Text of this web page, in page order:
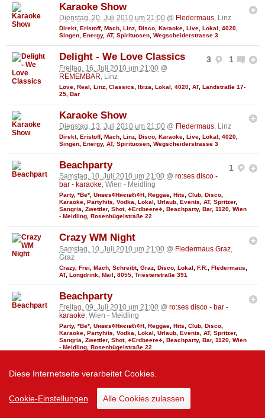
Diese Internetseite verarbeitet Cookies.
Cookie-Einstellungen Alle Cookies zulassen
Karaoke Show
Dienstag, 20. Juli 2010 um 21:00 @ Fledermaus, Linz
Direkt, Eristoff, Mach Linz Disco Karaoke Live Lokal 4020
Singen Energy, AT, Spirituosen Wegscheiderstrasse 3
3 1
Delight - We Love Classics
Freitag, 16. Juli 2010 um 21:00 @
REMEMBAR , Linz
Love Real Linz Classics Ibiza Lokal 4020 AT, Landstraße 17-
25 Bar
Karaoke Show
Dienstag, 13. Juli 2010 um 21:00 @ Fledermaus, Linz
Direkt, Eristoff, Mach Linz Disco Karaoke Live Lokal 4020
Singen Energy, AT, Spirituosen Wegscheiderstrasse 3
1
Beachparty
Samstag, 10. Juli 2010 um 21:00 @ ro:ses disco -
bar - karaoke, Wien - Meidling
Party, *Be*, Uивєs¢Няєιвℓι¢Н, Reggae, Hits, Club, Disco,
Karaoke, Partyhits, Vodka, Lokal, Urlaub, Events, AT, Spritzer,
Sangria, Zwettler, Shot, ♣Erdbeere♣, Beachparty, Bar, 1120, Wien
- Meidling, Rosenhügelstraße 22
Crazy WM Night
Samstag, 10. Juli 2010 um 21:00 @ Fledermaus Graz
Graz
Crazy, Frei Mach Schreibt, Graz Disco Lokal F.R. Fledermaus
AT, Longdrink Mail 8055 Triesterstraße 391
Beachparty
Freitag, 09. Juli 2010 um 21:00 @ ro:ses disco - bar -
karaoke, Wien - Meidling
Party, *Be* Uивєs¢Няєιвℓι¢Н Reggae Hits Club Disco
Karaoke Partyhits Vodka Lokal Urlaub Events AT, Spritzer,
Sangria
Zwettler, Shot, ♣Erdbeere♣ Beachparty, Bar, 1120 Wien
- Meidling Rosenhügelstraße 22
Electronic Music Festival
REMEMBAR, Linz
Direkt,Music Shoppen,♥......With, Linz,Electronic
Music,